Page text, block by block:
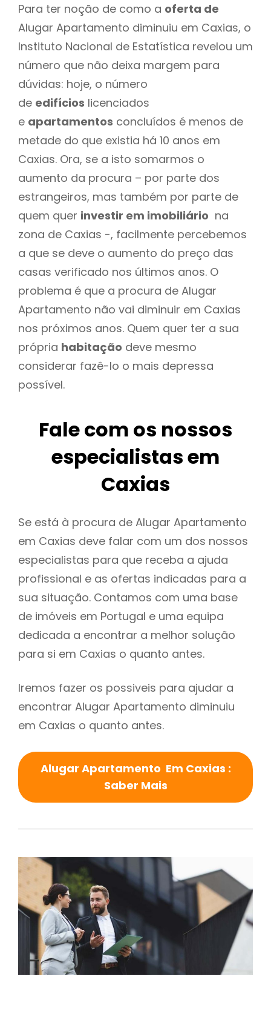
Para ter noção de como a oferta de
Alugar Apartamento diminuiu em Caxias, o
Instituto Nacional de Estatística revelou um
número que não deixa margem para
dúvidas: hoje, o número
de edifícios licenciados
e apartamentos concluídos é menos de
metade do que existia há 10 anos em
Caxias. Ora, se a isto somarmos o
aumento da procura – por parte dos
estrangeiros, mas também por parte de
quem quer investir em imobiliário na
zona de Caxias -, facilmente percebemos
a que se deve o aumento do preço das
casas verificado nos últimos anos. O
problema é que a procura de Alugar
Apartamento não vai diminuir em Caxias
nos próximos anos. Quem quer ter a sua
própria habitação deve mesmo
considerar fazê-lo o mais depressa
possível.
Fale com os nossos
especialistas em
Caxias
Se está à procura de Alugar Apartamento
em Caxias deve falar com um dos nossos
especialistas para que receba a ajuda
profissional e as ofertas indicadas para a
sua situação. Contamos com uma base
de imóveis em Portugal e uma equipa
dedicada a encontrar a melhor solução
para si em Caxias o quanto antes.
Iremos fazer os possiveis para ajudar a
encontrar Alugar Apartamento diminuiu
em Caxias o quanto antes.
Alugar Apartamento Em Caxias :
Saber Mais